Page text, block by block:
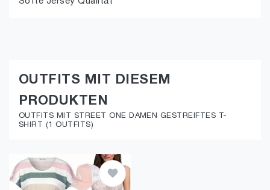
OUTFITS MIT DIESEM
PRODUKTEN
OUTFITS MIT STREET ONE DAMEN GESTREIFTES T-
SHIRT (1 OUTFITS)